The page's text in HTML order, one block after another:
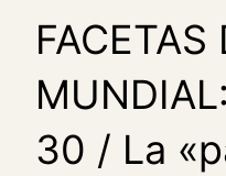
FACETAS
30 / La